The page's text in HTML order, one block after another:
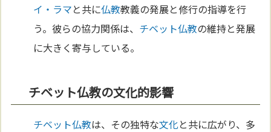
イ・ラマと共に仏教教義の発展と修行の指導を行
う。彼らの協力関係は、 チベット仏教の維持と発展
に大きく寄与している。
チベット仏教の文化的影響
チベット仏教は、その独特な文化と共に広がり、多